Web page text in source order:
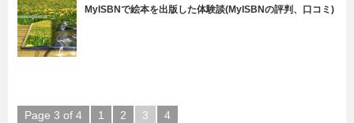
MyISBNで絵本を出版した体験談(MyISBNの評判、口コミ)
Page 3 of 4 1 2 3 4